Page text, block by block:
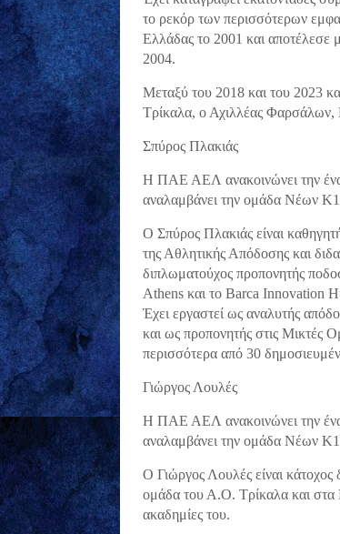
το ρεκόρ των περισσότερων
Ελλάδας το 2001 και αποτέλεσε
2004.
Μεταξύ του 2018 και του 2023
Τρίκαλα, ο Αχιλλέας Φαρσάλων,
Σπύρος Πλακιάς
Η ΠΑΕ ΑΕΛ ανακοινώνει την
αναλαμβάνει την ομάδα Νέων
Ο Σπύρος Πλακιάς είναι
της Αθλητικής Απόδοσης και
διπλωματούχος προπονητής
Athens και το Barca Innovation
Έχει εργαστεί ως αναλυτής
και ως προπονητής στις Μικτές
περισσότερα από 30
Γιώργος Λουλές
Η ΠΑΕ ΑΕΛ ανακοινώνει την
αναλαμβάνει την ομάδα Νέων
Ο Γιώργος Λουλές είναι
ομάδα του Α.Ο. Τρίκαλα και στα
ακαδημίες του.